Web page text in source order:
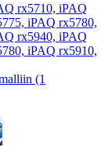
rx5710, iPAQ
iPAQ rx5780,
rx5940, iPAQ
iPAQ rx5910,
(1